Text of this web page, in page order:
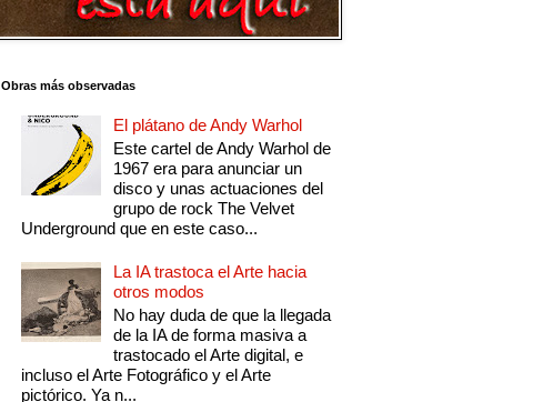
Obras más observadas
El plátano de Andy Warhol
Este cartel de Andy Warhol de
1967 era para anunciar un
disco y unas actuaciones del
grupo de rock The Velvet
Underground que en este caso...
La IA trastoca el Arte hacia
otros modos
No hay duda de que la llegada
de la IA de forma masiva a
trastocado el Arte digital, e
incluso el Arte Fotográfico y el Arte
pictórico. Ya n...